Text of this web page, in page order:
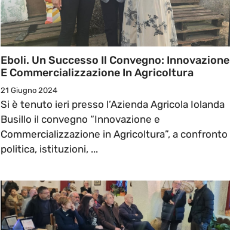
Eboli. Un Successo Il Convegno: Innovazione
E Commercializzazione In Agricoltura
21 Giugno 2024
Si è tenuto ieri presso l’Azienda Agricola Iolanda
Busillo il convegno “Innovazione e
Commercializzazione in Agricoltura”, a confronto
politica, istituzioni, ...